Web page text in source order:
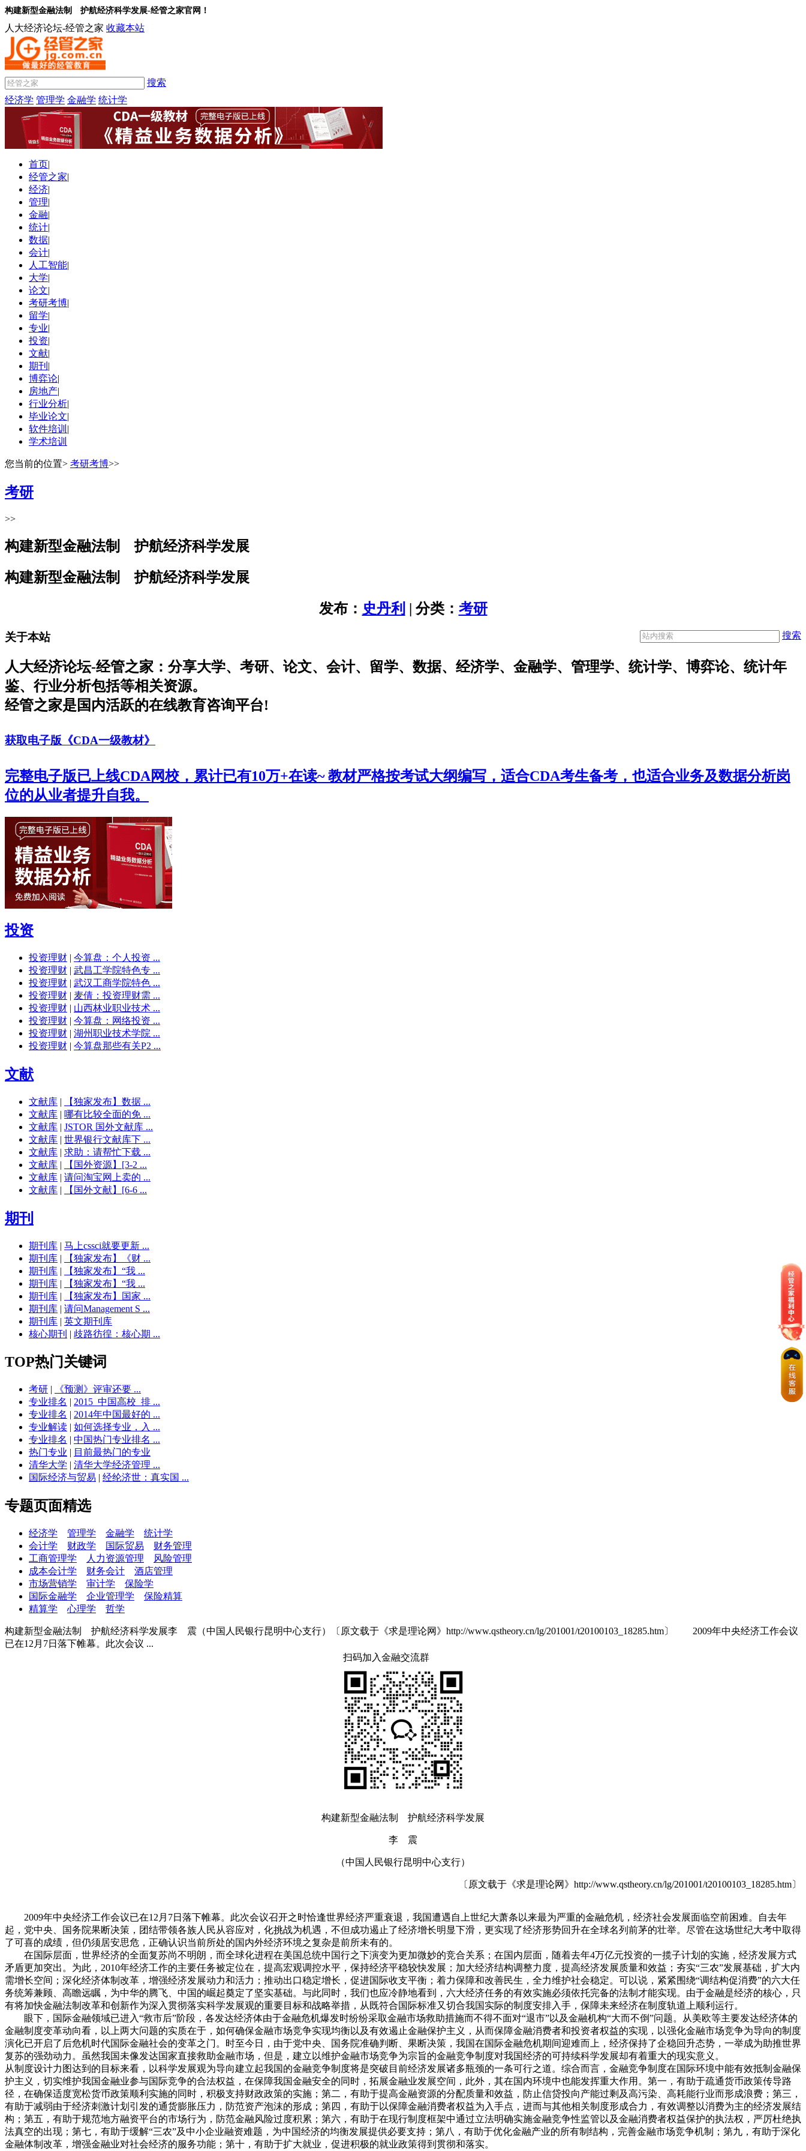
构建新型金融法制 护航经济科学发展-经管之家官网！
人大经济论坛-经管之家 收藏本站
搜索
经济学 管理学 金融学 统计学
首页|
经管之家|
经济|
管理|
金融|
统计|
数据|
会计|
人工智能|
大学|
论文|
考研考博|
留学|
专业|
投资|
文献|
期刊 |
博弈论|
房地产|
行业分析|
毕业论文|
软件培训 |
学术培训
您当前的位置> 考研考博>>
考研
>>
构建新型金融法制 护航经济科学发展
构建新型金融法制 护航经济科学发展
发布： 史丹利 | 分类： 考研
搜索
关于本站
人大经济论坛-经管之家：分享大学、考研、论文、会计、留学、数据、经济学、金融学、管理学、统计学、博弈论、统计年
鉴、行业分析包括等相关资源。
经管之家是国内活跃的在线教育咨询平台!
获取电子版《CDA一级教材》
完整电子版已上线CDA网校，累计已有10万+在读~ 教材严格按考试大纲编写，适合CDA考生备考，也适合业务及数据分析岗
位的从业者提升自我。
投资
投资理财 | 今算盘：个人投资 ...
投资理财 | 武昌工学院特色专 ...
投资理财 | 武汉工商学院特色 ...
投资理财 | 麦倩：投资理财需 ...
投资理财 | 山西林业职业技术 ...
投资理财 | 今算盘：网络投资 ...
投资理财 | 湖州职业技术学院 ...
投资理财 | 今算盘那些有关P2 ...
文献
文献库 |
【独家发布】数据 ...
文献库 | 哪有比较全面的免 ...
文献库 | JSTOR 国外文献库 ...
文献库 | 世界银行文献库下 ...
文献库 | 求助：请帮忙下载 ...
文献库 |
【国外资源】[3-2 ...
文献库 | 请问淘宝网上卖的 ...
文献库 | 【国外文献】[6-6 ...
期刊
期刊库 | 马上cssci就要更新 ...
期刊库 |
【独家发布】《财 ...
期刊库 |
【独家发布】“我 ...
期刊库 |
【独家发布】“我 ...
期刊库 |
【独家发布】国家 ...
期刊库 | 请问Management S ...
期刊库 | 英文期刊库
核心期刊 | 歧路彷徨：核心期 ...
TOP热门关键词
考研 |
《预测》评审还要 ...
专业排名 | 2015_中国高校_排 ...
专业排名 | 2014年中国最好的 ...
专业解读 | 如何选择专业，入 ...
专业排名 | 中国热门专业排名 ...
热门专业 | 目前最热门的专业
清华大学 | 清华大学经济管理 ...
国际经济与贸易 | 经纶济世：真实国 ...
专题页面精选
经济学 管理学 金融学
统计学
会计学
财政学 国际贸易
财务管理
工商管理学
人力资源管理
风险管理
成本会计学
财务会计
酒店管理
市场营销学
审计学
保险学
国际金融学
企业管理学
保险精算
精算学
心理学 哲学
构建新型金融法制 护航经济科学发展李 震（中国人民银行昆明中心支行）〔原文载于《求是理论网》http://www.qstheory.cn/lg/201001/t20100103_18285.htm〕 2009年中央经济工作会议
已在12月7日落下帷幕。此次会议 ...
扫码加入金融交流群
构建新型金融法制 护航经济科学发展
李 震
（中国人民银行昆明中心支行）
〔原文载于《求是理论网》 http://www.qstheory.cn/lg/201001/t20100103_18285.htm〕
2009年中央经济工作会议已在12月7日落下帷幕。此次会议召开之时恰逢世界经济严重衰退，我国遭遇自上世纪大萧条以来最为严重的金融危机，经济社会发展面临空前困难。自去年
起，党中央、国务院果断决策，团结带领各族人民从容应对，化挑战为机遇，不但成功遏止了经济增长明显下滑，更实现了经济形势回升在全球名列前茅的壮举。尽管在这场世纪大考中取得
了可喜的成绩，但仍须居安思危，正确认识当前所处的国内外经济环境之复杂是前所未有的。
在国际层面，世界经济的全面复苏尚不明朗，而全球化进程在美国总统中国行之下演变为更加微妙的竞合关系；在国内层面，随着去年4万亿元投资的一揽子计划的实施，经济发展方式
矛盾更加突出。为此，2010年经济工作的主要任务被定位在，提高宏观调控水平，保持经济平稳较快发展；加大经济结构调整力度，提高经济发展质量和效益；夯实“三农”发展基础，扩大内
需增长空间；深化经济体制改革，增强经济发展动力和活力；推动出口稳定增长，促进国际收支平衡；着力保障和改善民生，全力维护社会稳定。可以说，紧紧围绕“调结构促消费”的六大任
务统筹兼顾、高瞻远瞩，为中华的腾飞、中国的崛起奠定了坚实基础。与此同时，我们也应冷静地看到，六大经济任务的有效实施必须依托完备的法制才能实现。由于金融是经济的核心，只
有将加快金融法制改革和创新作为深入贯彻落实科学发展观的重要目标和战略举措，从既符合国际标准又切合我国实际的制度安排入手，保障未来经济在制度轨道上顺利运行。
眼下，国际金融领域已进入“救市后”阶段，各发达经济体由于金融危机爆发时纷纷采取金融市场救助措施而不得不面对“退市”以及金融机构“大而不倒”问题。从美欧等主要发达经济体的
金融制度变革动向看，以上两大问题的实质在于，如何确保金融市场竞争实现均衡以及有效遏止金融保护主义，从而保障金融消费者和投资者权益的实现，以强化金融市场竞争为导向的制度
演化已开启了后危机时代国际金融社会的变革之门。时至今日，由于党中央、国务院准确判断、果断决策，我国在国际金融危机期间迎难而上，经济保持了企稳回升态势，一举成为助推世界
复苏的强劲动力。虽然我国未像发达国家直接救助金融市场，但是，建立以维护金融市场竞争为宗旨的金融竞争制度对我国经济的可持续科学发展却有着重大的现实意义。
从制度设计力图达到的目标来看，以科学发展观为导向建立起我国的金融竞争制度将是突破目前经济发展诸多瓶颈的一条可行之道。综合而言，金融竞争制度在国际环境中能有效抵制金融保
护主义，切实维护我国金融业参与国际竞争的合法权益，在保障我国金融安全的同时，拓展金融业发展空间，此外，其在国内环境中也能发挥重大作用。第一，有助于疏通货币政策传导路
径，在确保适度宽松货币政策顺利实施的同时，积极支持财政政策的实施；第二，有助于提高金融资源的分配质量和效益，防止信贷投向产能过剩及高污染、高耗能行业而形成浪费；第三，
有助于减弱由于经济刺激计划引发的通货膨胀压力，防范资产泡沫的形成；第四，有助于以保障金融消费者权益为入手点，进而与其他相关制度形成合力，有效调整以消费为主的经济发展结
构；第五，有助于规范地方融资平台的市场行为，防范金融风险过度积累；第六，有助于在现行制度框架中通过立法明确实施金融竞争性监管以及金融消费者权益保护的执法权，严厉杜绝执
法真空的出现；第七，有助于缓解“三农”及中小企业融资难题，为中国经济的均衡发展提供必要支持；第八，有助于优化金融产业的所有制结构，完善金融市场竞争机制；第九，有助于深化
金融体制改革，增强金融业对社会经济的服务功能；第十，有助于扩大就业，促进积极的就业政策得到贯彻和落实。